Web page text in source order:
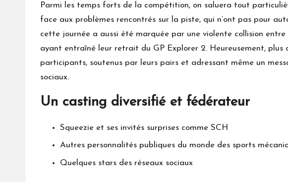
Parmi les temps forts de la compétition, on saluera tout
face aux problèmes rencontrés sur la piste, qui n’ont pas pour
cette journée a aussi été marquée par une violente collision
ayant entraîné leur retrait du GP Explorer 2. Heureusement, plus
participants, soutenus par leurs pairs et adressant même un
sociaux.
Un casting diversifié et fédérateur
Squeezie et ses invités surprises comme SCH
Autres personnalités publiques du monde des sports
Quelques stars des réseaux sociaux